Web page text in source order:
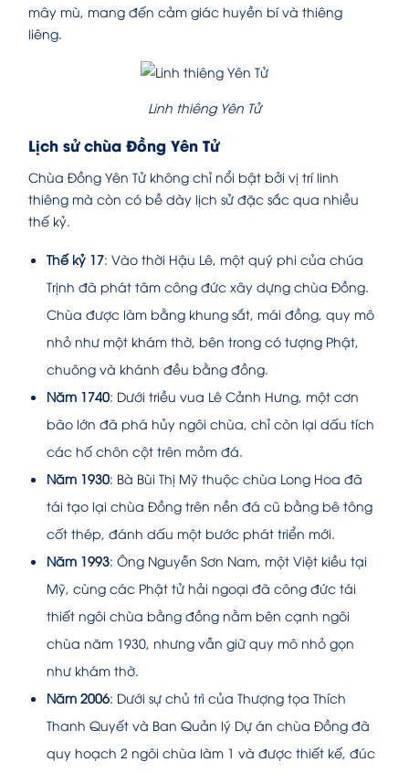
mây mù, mang đến cảm giác huyền bí và thiêng
liêng.
Linh thiêng Yên Tử
Lịch sử chùa Đồng Yên Tử
Chùa Đồng Yên Tử không chỉ nổi bật bởi vị trí linh
thiêng mà còn có bề dày lịch sử đặc sắc qua nhiều
thế kỷ.
Thế kỷ 17: Vào thời Hậu Lê, một quý phi của chúa
Trịnh đã phát tâm công đức xây dựng chùa Đồng.
Chùa được làm bằng khung sắt, mái đồng, quy mô
nhỏ như một khám thờ, bên trong có tượng Phật,
chuông và khánh đều bằng đồng.
Năm 1740: Dưới triều vua Lê Cảnh Hưng, một cơn
bão lớn đã phá hủy ngôi chùa, chỉ còn lại dấu tích
các hố chôn cột trên mỏm đá.
Năm 1930: Bà Bùi Thị Mỹ thuộc chùa Long Hoa đã
tái tạo lại chùa Đồng trên nền đá cũ bằng bê tông
cốt thép, đánh dấu một bước phát triển mới.
Năm 1993: Ông Nguyễn Sơn Nam, một Việt kiều tại
Mỹ, cùng các Phật tử hải ngoại đã công đức tái
thiết ngôi chùa bằng đồng nằm bên cạnh ngôi
chùa năm 1930, nhưng vẫn giữ quy mô nhỏ gọn
như khám thờ.
Năm 2006: Dưới sự chủ trì của Thượng tọa Thích
Thanh Quyết và Ban Quản lý Dự án chùa Đồng đã
quy hoạch 2 ngôi chùa làm 1 và được thiết kế, đúc